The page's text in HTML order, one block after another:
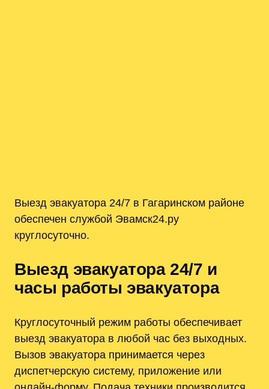
Выезд эвакуатора 24/7 в Гагаринском районе
обеспечен службой Эвамск24.ру
круглосуточно.
Выезд эвакуатора 24/7 и
часы работы эвакуатора
Круглосуточный режим работы обеспечивает
выезд эвакуатора в любой час без выходных.
Вызов эвакуатора принимается через
диспетчерскую систему, приложение или